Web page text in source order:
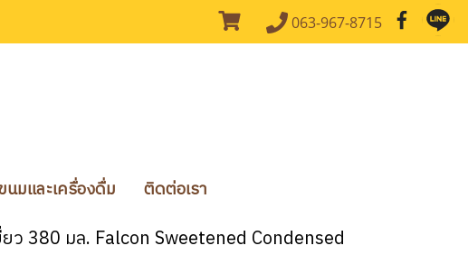
063-967-8715
มและเครื่องดื่ม ติดต่อเรา
ว 380 มล. Falcon Sweetened Condensed